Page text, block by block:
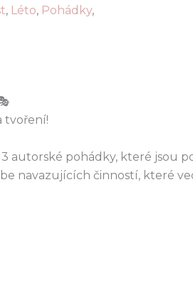
, Léto, Pohádky,
tvoření!
autorské pohádky, které jsou
navazujících činností, které